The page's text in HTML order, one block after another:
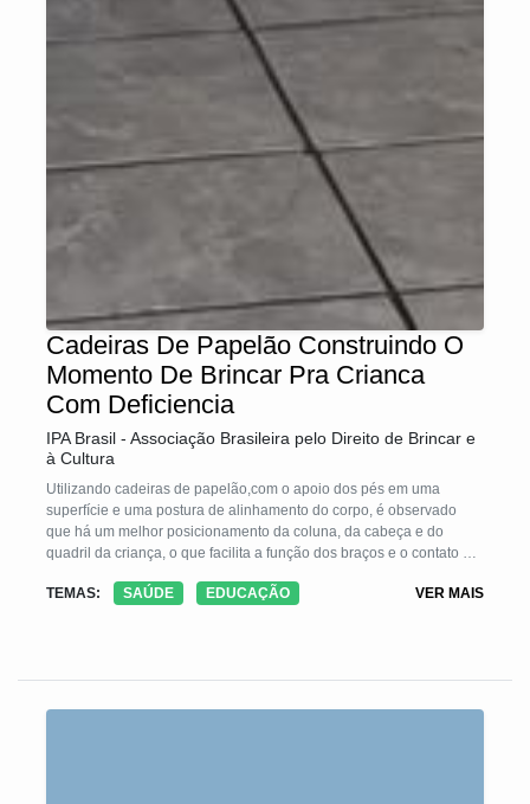
Cadeiras De Papelão Construindo O
Momento De Brincar Pra Crianca
Com Deficiencia
IPA Brasil - Associação Brasileira pelo Direito de Brincar e
à Cultura
Utilizando cadeiras de papelão,com o apoio dos pés em uma
superfície e uma postura de alinhamento do corpo, é observado
que há um melhor posicionamento da coluna, da cabeça e do
quadril da criança, o que facilita a função dos braços e o contato de
próximas do corpo para segurar o brinquedo pode diminuir o tempo
comunicação, participação nas atividades de escola, contato visual
TEMAS: SAÚDE EDUCAÇÃO VER MAIS